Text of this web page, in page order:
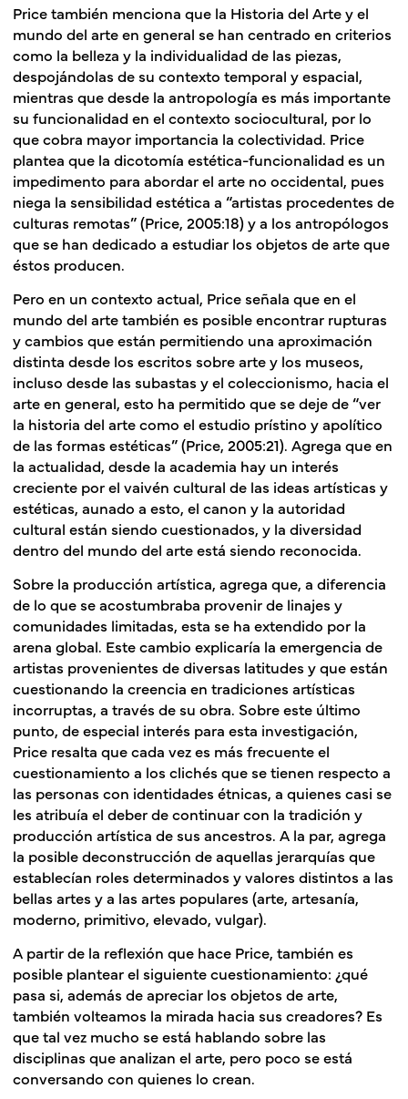
Price también menciona que la Historia del Arte y el
mundo del arte en general se han centrado en criterios
como la belleza y la individualidad de las piezas,
despojándolas de su contexto temporal y espacial,
mientras que desde la antropología es más importante
su funcionalidad en el contexto sociocultural, por lo
que cobra mayor importancia la colectividad. Price
plantea que la dicotomía estética-funcionalidad es un
impedimento para abordar el arte no occidental, pues
niega la sensibilidad estética a “artistas procedentes de
culturas remotas” (Price, 2005:18) y a los antropólogos
que se han dedicado a estudiar los objetos de arte que
éstos producen.
Pero en un contexto actual, Price señala que en el
mundo del arte también es posible encontrar rupturas
y cambios que están permitiendo una aproximación
distinta desde los escritos sobre arte y los museos,
incluso desde las subastas y el coleccionismo, hacia el
arte en general, esto ha permitido que se deje de “ver
la historia del arte como el estudio prístino y apolítico
de las formas estéticas” (Price, 2005:21). Agrega que en
la actualidad, desde la academia hay un interés
creciente por el vaivén cultural de las ideas artísticas y
estéticas, aunado a esto, el canon y la autoridad
cultural están siendo cuestionados, y la diversidad
dentro del mundo del arte está siendo reconocida.
Sobre la producción artística, agrega que, a diferencia
de lo que se acostumbraba provenir de linajes y
comunidades limitadas, esta se ha extendido por la
arena global. Este cambio explicaría la emergencia de
artistas provenientes de diversas latitudes y que están
cuestionando la creencia en tradiciones artísticas
incorruptas, a través de su obra. Sobre este último
punto, de especial interés para esta investigación,
Price resalta que cada vez es más frecuente el
cuestionamiento a los clichés que se tienen respecto a
las personas con identidades étnicas, a quienes casi se
les atribuía el deber de continuar con la tradición y
producción artística de sus ancestros. A la par, agrega
la posible deconstrucción de aquellas jerarquías que
establecían roles determinados y valores distintos a las
bellas artes y a las artes populares (arte, artesanía,
moderno, primitivo, elevado, vulgar).
A partir de la reflexión que hace Price, también es
posible plantear el siguiente cuestionamiento: ¿qué
pasa si, además de apreciar los objetos de arte,
también volteamos la mirada hacia sus creadores? Es
que tal vez mucho se está hablando sobre las
disciplinas que analizan el arte, pero poco se está
conversando con quienes lo crean.